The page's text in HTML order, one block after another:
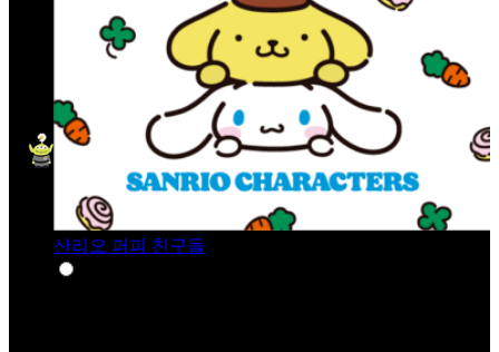
산리오 퍼피 친구들